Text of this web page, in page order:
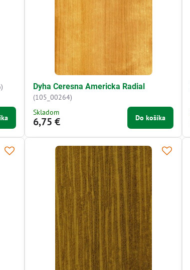
Dyha Ceresna Americka Radial
(105_00264)
Skladom
6,75 € Do košíka